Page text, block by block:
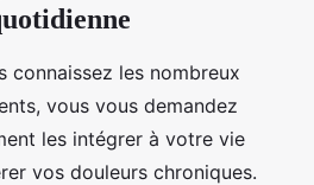
connaissez les nombreux
vous vous demandez
les intégrer à votre vie
vos douleurs chroniques.